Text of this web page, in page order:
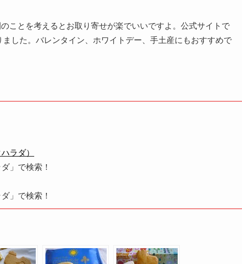
ことを考えるとお取り寄せが楽でいいですよ。公式サイトで
した。バレンタイン、ホワイトデー、手土産にもおすすめで
ラダ）
」で検索！
」で検索！